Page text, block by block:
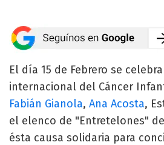
El día 15 de Febrero se
internacional del Cáncer
Fabián Gianola, Ana Acosta,
el elenco de "Entretelones"
ésta causa solidaria para